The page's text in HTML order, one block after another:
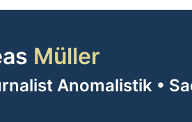
Müller
Anomalistik •